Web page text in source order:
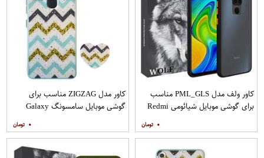
کاور ولف مدل PML_GLS مناسب
برای گوشی موبایل شیائومی Redmi
۰
کاور مدل ZIGZAG مناسب برای
گوشی موبایل سامسونگ Galaxy
۰